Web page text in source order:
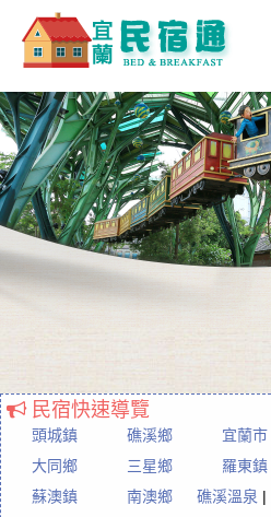
宜蘭民宿通
民宿快速導覽
頭城鎮 礁溪鄉 宜蘭市
大同鄉
三星鄉 羅東鎮
蘇澳鎮
南澳鄉 礁溪溫泉 |